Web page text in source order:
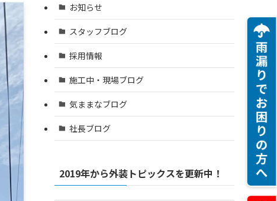
お知らせ
スタッフブログ
採用情報
施工中・現場ブログ
気ままなブログ
社長ブログ
2019年から外装トピックスを更新中！